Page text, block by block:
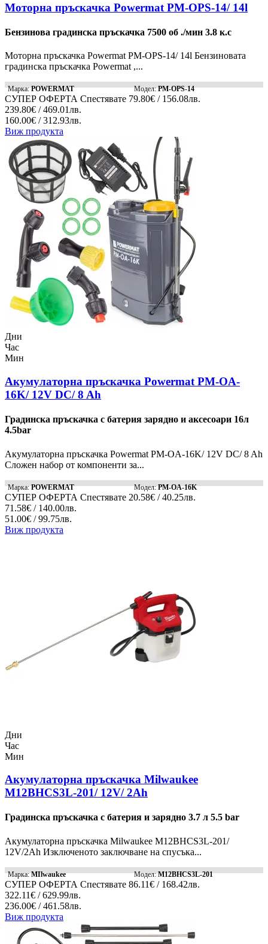
Моторна пръскачка Powermat PM-OPS-14/ 14l
Бензинова градинска пръскачка 7500 об ./мин 3.8 к.с
Моторна пръскачка Powermat PM-OPS-14/ 14l Бензиновата
градинска пръскачка Powermat ,...
Марка:POWERMAT Модел:PM-OPS-14
СУПЕР ОФЕРТА Спестявате 79.80€ / 156.08лв.
239.80€ / 469.01лв.
160.00€ / 312.93лв.
Виж продукта
Дни
Час
Мин
Акумулаторна пръскачка Powermat PM-OA-
16K/ 12V DC/ 8 Ah
Градинска пръскачка с батерия зарядно и аксесоари 16л
4.5bar
Акумулаторна пръскачка Powermat PM-OA-16K/ 12V DC/ 8 Ah
Сложен набор от компоненти за...
Марка:POWERMAT Модел:PM-OA-16K
СУПЕР ОФЕРТА Спестявате 20.58€ / 40.25лв.
71.58€ / 140.00лв.
51.00€ / 99.75лв.
Виж продукта
Дни
Час
Мин
Акумулаторна пръскачка Milwaukee
M12BHCS3L-201/ 12V/ 2Ah
Градинска пръскачка с батерия и зарядно 3.7 л 5.5 bar
Акумулаторна пръскачка Milwaukee M12BHCS3L-201/
12V/2Ah Изключеното заключване на спусъка...
Марка:MIlwaukee Модел:M12BHCS3L-201
СУПЕР ОФЕРТА Спестявате 86.11€ / 168.42лв.
322.11€ / 629.99лв.
236.00€ / 461.58лв.
Виж продукта